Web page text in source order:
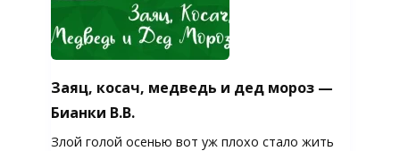
Заяц, косач, медведь и дед мороз —
Бианки В.В.
Злой голой осенью вот уж плохо стало жить